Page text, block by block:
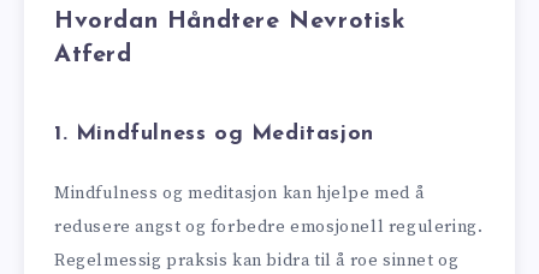
Hvordan Håndtere Nevrotisk
Atferd
1. Mindfulness og Meditasjon
Mindfulness og meditasjon kan hjelpe med å
redusere angst og forbedre emosjonell regulering.
Regelmessig praksis kan bidra til å roe sinnet og